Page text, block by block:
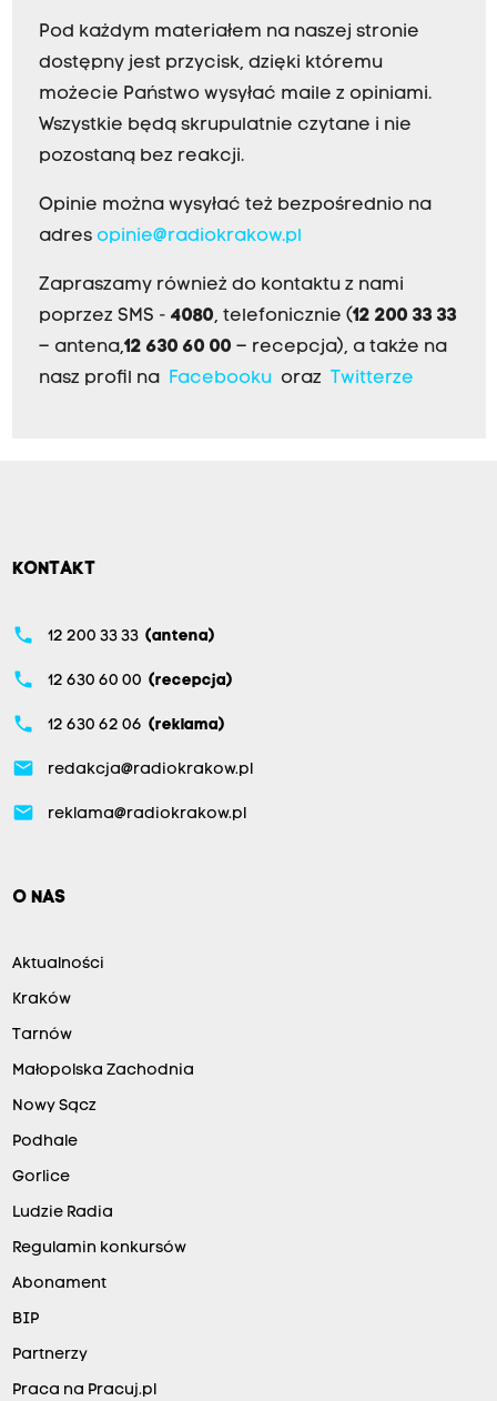
Pod każdym materiałem na naszej stronie
dostępny jest przycisk, dzięki któremu
możecie Państwo wysyłać maile z opiniami.
Wszystkie będą skrupulatnie czytane i nie
pozostaną bez reakcji.
Opinie można wysyłać też bezpośrednio na
adres opinie@radiokrakow.pl
Zapraszamy również do kontaktu z nami
poprzez SMS - 4080, telefonicznie (12 200 33 33
– antena,12 630 60 00 – recepcja), a także na
nasz profil na Facebookuoraz Twitterze
KONTAKT
phone 12 200 33 33 (antena)
phone 12 630 60 00 (recepcja)
phone 12 630 62 06 (reklama)
email redakcja@radiokrakow.pl
email reklama@radiokrakow.pl
O NAS
Aktualności
Kraków
Tarnów
Małopolska Zachodnia
Nowy Sącz
Podhale
Gorlice
Ludzie Radia
Regulamin konkursów
Abonament
BIP
Partnerzy
Praca na Pracuj.pl